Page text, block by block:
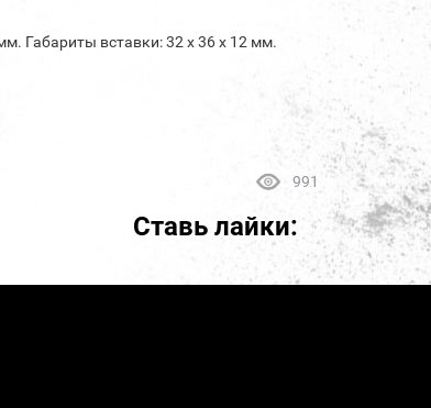
Габариты вставки: 32 х 36 х 12 мм.
991
Ставь лайки: